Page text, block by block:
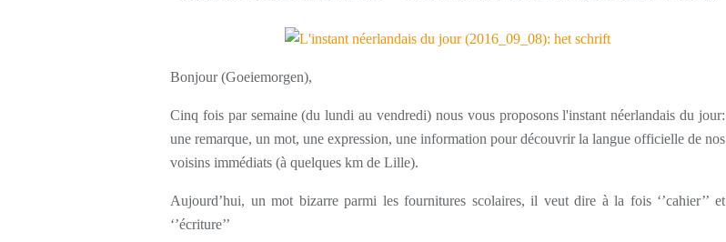
Bonjour (Goeiemorgen),
Cinq fois par semaine (du lundi au vendredi) nous vous proposons l'instant néerlandais du jour:
une remarque, un mot, une expression, une information pour découvrir la langue officielle de nos
voisins immédiats (à quelques km de Lille).
Aujourd’hui, un mot bizarre parmi les fournitures scolaires, il veut dire à la fois ‘’cahier’’ et
‘’écriture’’